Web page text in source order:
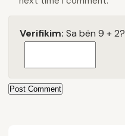
Verifikim: Sa bën 9 + 2?
Post Comment